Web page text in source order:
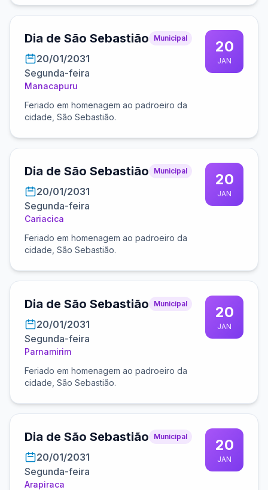
Dia de São Sebastião Municipal
20/01/2031
Segunda-feira
Manacapuru
Feriado em homenagem ao padroeiro da
cidade, São Sebastião.
20
JAN
Dia de São Sebastião Municipal
20/01/2031
Segunda-feira
Cariacica
Feriado em homenagem ao padroeiro da
cidade, São Sebastião.
20
JAN
Dia de São Sebastião Municipal
20/01/2031
Segunda-feira
Parnamirim
Feriado em homenagem ao padroeiro da
cidade, São Sebastião.
20
JAN
Dia de São Sebastião Municipal
20/01/2031
Segunda-feira
Arapiraca
20
JAN